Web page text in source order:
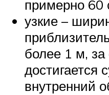
примерно 60
узкие –
более 1 м, за
достигается
внутренний